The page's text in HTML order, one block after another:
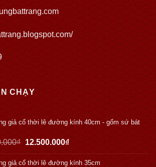
CHẠY
giả cổ thời lê đường kính 40cm - gốm sứ bát
₫ 12.500.000₫
giả cổ thời lê đường kính 35cm